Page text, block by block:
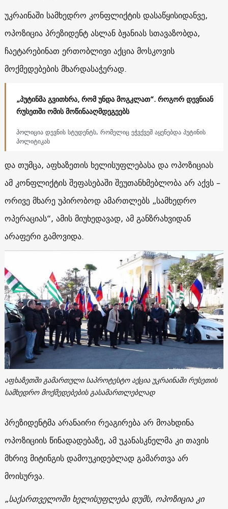
უკრაინაში სამხედრო კონფლიქტის დასაწყისიდანვე,
ოპოზიცია პრეზიდენტ ასლან ბჟანიას სთავაზობდა,
ჩაეტარებინათ ერთობლივი აქცია მოსკოვის
მოქმედებების მხარდასაჭერად.
„პუტინმა გვითხრა, რომ უნდა მოგკლათ“. როგორ დევნიან
რუსეთში ომის მოწინააღმდეგეებს
პოლიცია დევნის სტუდენტს, რომელიც ეჭვქვეშ აყენებდა პუტინის
პოლიტიკას
და თუმცა, აფხაზეთის ხელისუფლებასა და ოპოზიციას
ამ კონფლიქტის შეფასებაში შეუთანხმებლობა არ აქვს –
ორივე მხარე უპირობოდ ამართლებს „სამხედრო
ოპერაციას“, ამის მიუხედავად, ამ განზრახვიდან
არაფერი გამოვიდა.
აფხაზეთში გამართული საპროტესტო აქცია უკრაინაში რუსეთის
სამხედრო მოქმედებების გასამართლებლად
პრეზიდენტმა არანაირი რეაგირება არ მოახდინა
ოპოზიციის წინადადებაზე, ამ უკანასკნელმა კი თავის
მხრივ მიტინგის დამოუკიდებლად გამართვა არ
მოისურვა.
„საქართველოში ხელისუფლება დუმს, ოპოზიცია კი